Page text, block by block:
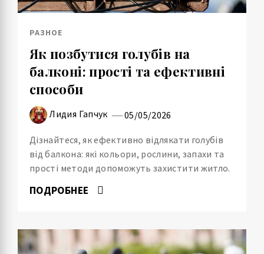
РАЗНОЕ
Як позбутися голубів на
балконі: прості та ефективні
способи
Лидия Гапчук 05/05/2026
Дізнайтеся, як ефективно відлякати голубів
від балкона: які кольори, рослини, запахи та
прості методи допоможуть захистити житло.
ПОДРОБНЕЕ